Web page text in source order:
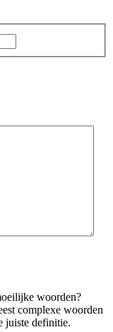
woorden?
complexe woorden
juiste definitie.